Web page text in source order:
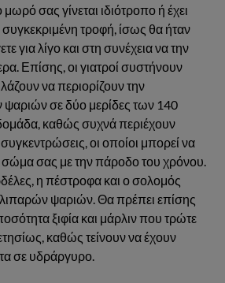
σας γίνεται ιδιότροπο ή έχει
τροφή, ίσως θα ήταν
για λίγο και στη συνέχεια να την
Επίσης, οι γιατροί συστήνουν
να περιορίζουν την
σε δύο μερίδες των 140
καθώς συχνά περιέχουν
οι οποίοι μπορεί να
σας με την πάροδο του χρόνου.
η πέστροφα και ο σολομός
λιπαρών ψαριών. Θα πρέπει επίσης
ξιφία και μάρλιν που τρώτε
καθώς τείνουν να έχουν
σε υδράργυρο.